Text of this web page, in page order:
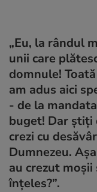
„Eu, la rândul
unii care
domnule!
am adus aici
- de la
buget! Dar știți
crezi cu
Dumnezeu.
au crezut
înțeles?”.